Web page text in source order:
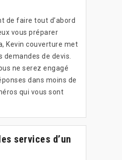
de faire tout d’abord
vous préparer
Kevin couverture met
de devis.
ne serez engagé
dans moins de
qui vous sont
services d’un